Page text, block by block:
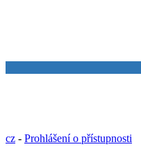
cz - Prohlášení o přístupnosti